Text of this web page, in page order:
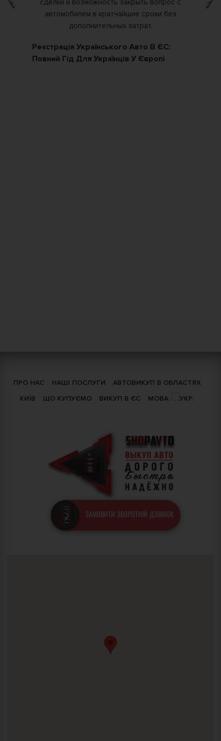
Реєстрація Українського Авто В ЄС:
Повний Гід Для Українців У Європі
ПРО НАС НАШІ ПОСЛУГИ
АВТОВИКУП В ОБЛАСТЯХ
КИЇВ
ЩО КУПУЄМО ВИКУП В ЄС МОВА:
ЗАМОВИТИ ЗВОРОТНІЙ ДЗВІНОК